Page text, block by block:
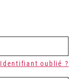
Identifiant oublié ?